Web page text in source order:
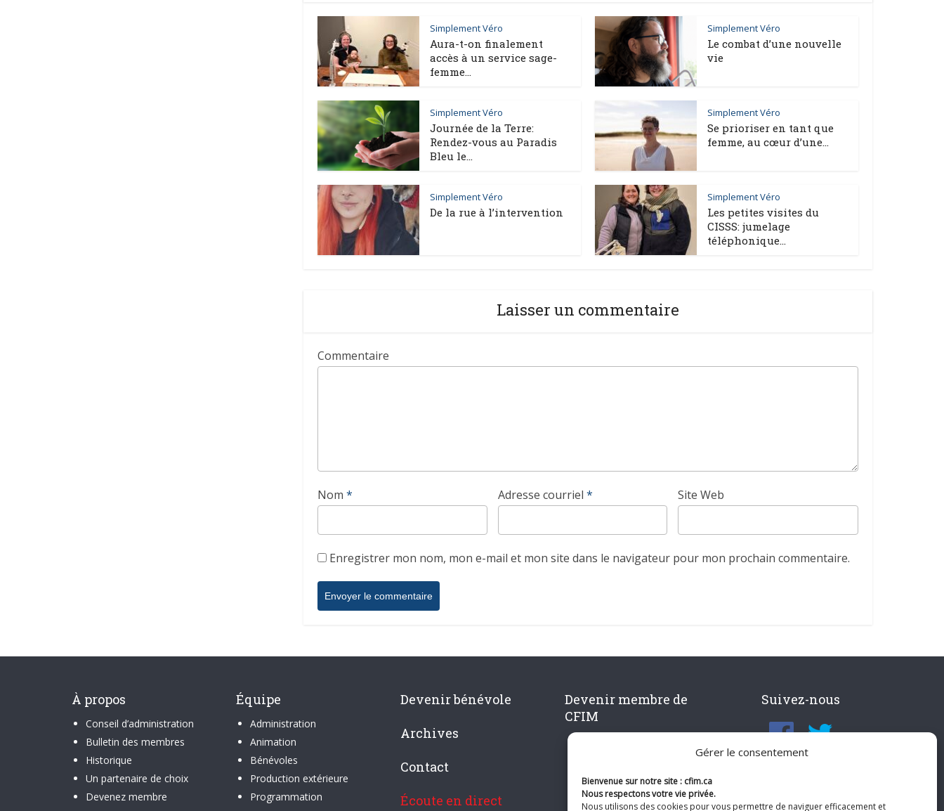
Gérer le consentement
Bienvenue sur notre site : cfim.ca
Nous respectons votre vie privée.
Nous utilisons des cookies pour vous permettre de naviguer efficacement et
Simplement Véro
Aura-t-on finalement
accès à un service sage-
femme...
Simplement Véro
Le combat d’une nouvelle
vie
Simplement Véro
Journée de la Terre:
Rendez-vous au Paradis
Bleu le...
Simplement Véro
Se prioriser en tant que
femme, au cœur d’une...
Simplement Véro
De la rue à l’intervention
Simplement Véro
Les petites visites du
CISSS: jumelage
téléphonique...
Laisser un commentaire
Commentaire
Nom * Adresse courriel * Site Web
Enregistrer mon nom, mon e-mail et mon site dans le navigateur pour mon prochain commentaire.
À propos
Conseil d’administration
Bulletin des membres
Historique
Un partenaire de choix
Devenez membre
Équipe
Administration
Animation
Bénévoles
Production extérieure
Programmation
Devenir bénévole
Archives
Contact
Écoute en direct
Devenir membre de
CFIM
Suivez-nous